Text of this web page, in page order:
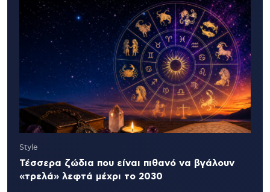
Style
Τέσσερα ζώδια που είναι πιθανό να βγάλουν
«τρελά» λεφτά μέχρι το 2030